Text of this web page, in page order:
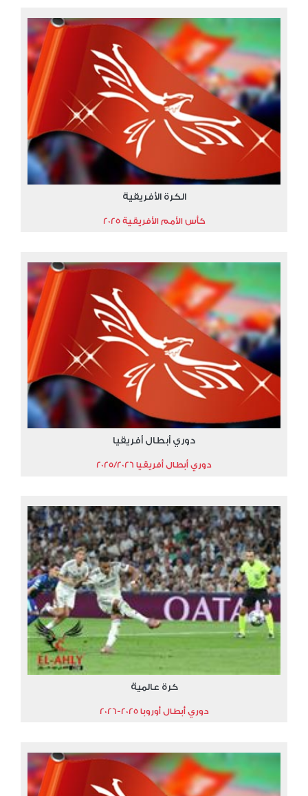
الكرة الأفريقية
كأس الأمم الأفريقية 2025
دوري أبطال أفريقيا
دوري أبطال أفريقيا 2025/2026
كرة عالمية
دوري أبطال أوروبا 2025-2026